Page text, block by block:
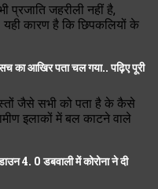
प्रजाति जहरीली नहीं है,
कारण है कि छिपकलियों के
का आखिर पता चल गया.. पढ़िए पूरी
जैसे सभी को पता है के कैसे
इलाकों में बल काटने वाले
4. 0 डबवाली में कोरोना ने दी